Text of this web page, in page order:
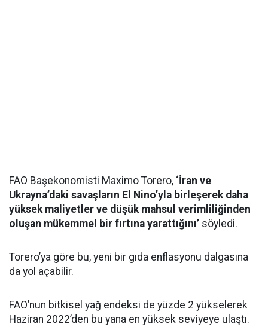
FAO Başekonomisti Maximo Torero, ‘İran ve
Ukrayna’daki savaşların El Nino’yla birleşerek daha
yüksek maliyetler ve düşük mahsul verimliliğinden
oluşan mükemmel bir fırtına yarattığını’ söyledi.
Torero’ya göre bu, yeni bir gıda enflasyonu dalgasına
da yol açabilir.
FAO’nun bitkisel yağ endeksi de yüzde 2 yükselerek
Haziran 2022’den bu yana en yüksek seviyeye ulaştı.